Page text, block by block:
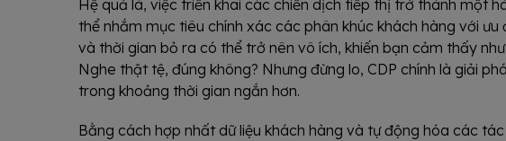
Hệ quả là, việc triển khai các chiến dịch tiếp thị trở thành một
thể nhắm mục tiêu chính xác các phân khúc khách hàng với ưu
và thời gian bỏ ra có thể trở nên vô ích, khiến bạn cảm thấy
Nghe thật tệ, đúng không? Nhưng đừng lo, CDP chính là giải
trong khoảng thời gian ngắn hơn.
Bằng cách hợp nhất dữ liệu khách hàng và tự động hóa các